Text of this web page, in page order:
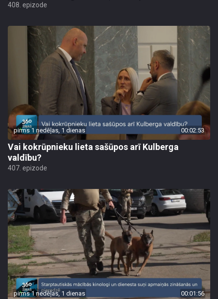
408. epizode
pirms 1 nedēļas, 1 dienas 00:02:53
Vai kokrūpnieku lieta sašūpos arī Kulberga
valdību?
407. epizode
pirms 1 nedēļas, 1 dienas 00:01:56